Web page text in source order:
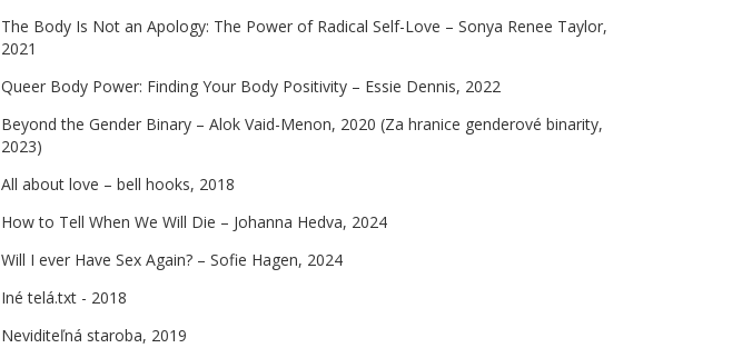
The Body Is Not an Apology: The Power of Radical Self-Love – Sonya Renee Taylor,
2021
Queer Body Power: Finding Your Body Positivity – Essie Dennis, 2022
Beyond the Gender Binary – Alok Vaid-Menon, 2020 (Za hranice genderové binarity,
2023)
All about love – bell hooks, 2018
How to Tell When We Will Die – Johanna Hedva, 2024
Will I ever Have Sex Again? – Sofie Hagen, 2024
Iné telá.txt - 2018
Neviditeľná staroba, 2019